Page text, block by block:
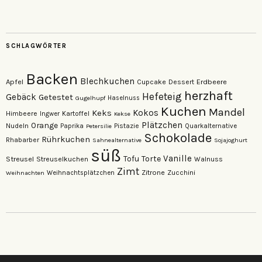
SCHLAGWÖRTER
Apfel Backen Blechkuchen Cupcake Dessert Erdbeere
Gebäck Getestet Gugelhupf Haselnuss Hefeteig herzhaft
Himbeere Ingwer Kartoffel Keks Kekse Kokos Kuchen Mandel
Nudeln Orange Paprika Petersilie Pistazie Plätzchen Quarkalternative
Rhabarber Rührkuchen Sahnealternative Schokolade Sojajoghurt
Streusel Streuselkuchen süß Tofu Torte Vanille Walnuss
Weihnachten Weihnachtsplätzchen Zimt Zitrone Zucchini